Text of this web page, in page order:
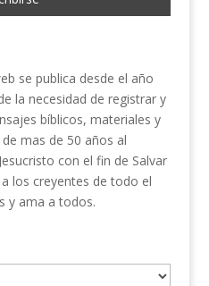
se publica desde el año
la necesidad de registrar y
bíblicos, materiales y
mas de 50 años al
con el fin de Salvar
los creyentes de todo el
y ama a todos.